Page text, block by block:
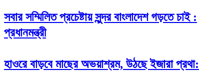
সবার সম্মিলিত প্রচেষ্টায় সুন্দর বাংলাদেশ গড়তে চাই :
প্রধানমন্ত্রী
হাওরে বাড়বে মাছের অভয়াশ্রম, উঠছে ইজারা প্রথা: